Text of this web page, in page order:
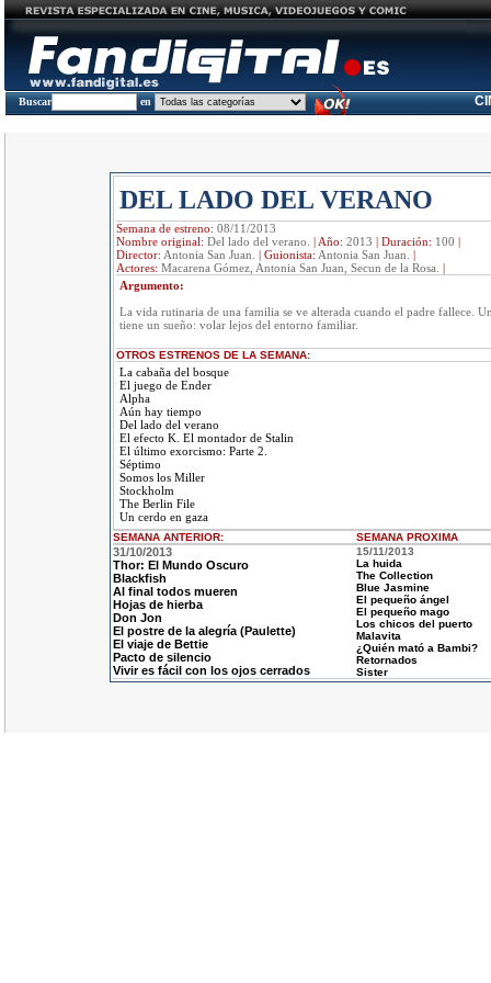
Buscar en
DEL LADO DEL VERANO
Semana de estreno: 08/11/2013
Nombre original: Del lado del verano. | Año: 2013 | Duración: 100 |
Director: Antonia San Juan. | Guionista: Antonia San Juan. |
Actores: Macarena Gómez, Antonia San Juan, Secun de la Rosa. |
Argumento:
La vida rutinaria de una familia se ve alterada cuando el padre fallece.
tiene un sueño: volar lejos del entorno familiar.
OTROS ESTRENOS DE LA SEMANA:
La cabaña del bosque
El juego de Ender
Alpha
Aún hay tiempo
Del lado del verano
El efecto K. El montador de Stalin
El último exorcismo: Parte 2.
Séptimo
Somos los Miller
Stockholm
The Berlin File
Un cerdo en gaza
SEMANA ANTERIOR: SEMANA PROXIMA
31/10/2013
Thor: El Mundo Oscuro
Blackfish
Al final todos mueren
Hojas de hierba
Don Jon
El postre de la alegría (Paulette)
El viaje de Bettie
Pacto de silencio
Vivir es fácil con los ojos cerrados
15/11/2013
La huida
The Collection
Blue Jasmine
El pequeño ángel
El pequeño mago
Los chicos del puerto
Malavita
¿Quién mató a Bambi?
Retornados
Sister